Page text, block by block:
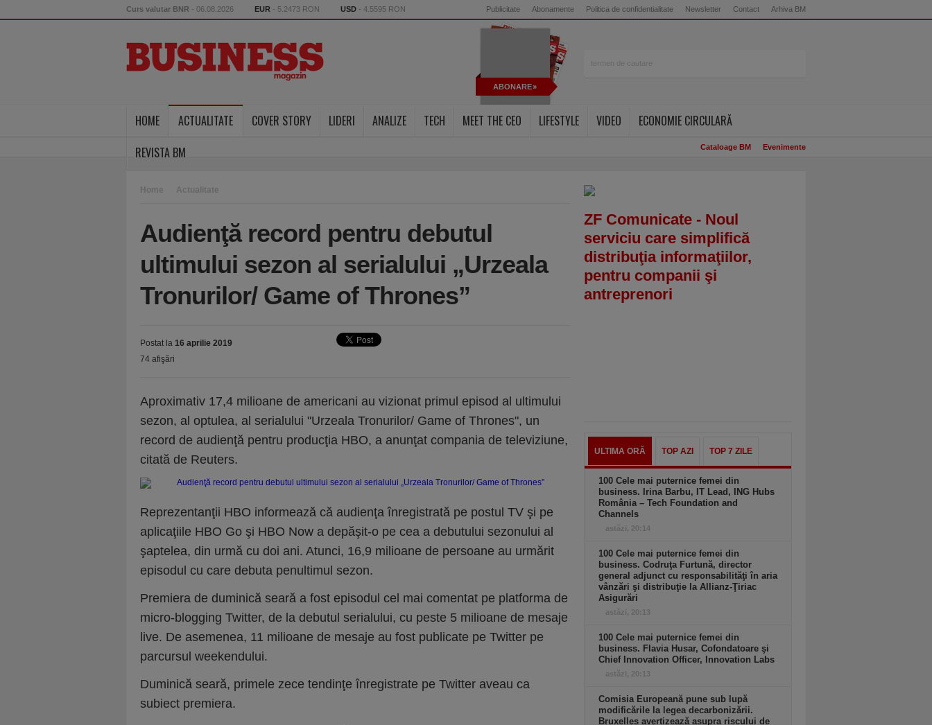
Curs valutar BNR - 06.08.2026 EUR - 5.2473 RON USD - 4.5595 RON Publicitate Abonamente Politica de confidentialitate Newsletter Contact Arhiva BM
ABONARE
HOME ACTUALITATE COVER STORY LIDERI ANALIZE TECH MEET THE CEO LIFESTYLE VIDEO
ECONOMIE CIRCULARĂ
REVISTA BM
Cataloage BM Evenimente
Home Actualitate
Audienţă record pentru debutul
ultimului sezon al serialului „Urzeala
Tronurilor/ Game of Thrones”
Postat la 16 aprilie 2019
74 afişări
Aproximativ 17,4 milioane de americani au vizionat primul episod al ultimului
sezon, al optulea, al serialului "Urzeala Tronurilor/ Game of Thrones", un
record de audienţă pentru producţia HBO, a anunţat compania de televiziune,
citată de Reuters.
Reprezentanţii HBO informează că audienţa înregistrată pe postul TV şi pe
aplicaţiile HBO Go şi HBO Now a depăşit-o pe cea a debutului sezonului al
şaptelea, din urmă cu doi ani. Atunci, 16,9 milioane de persoane au urmărit
episodul cu care debuta penultimul sezon.
Premiera de duminică seară a fost episodul cel mai comentat pe platforma de
micro-blogging Twitter, de la debutul serialului, cu peste 5 milioane de mesaje
live. De asemenea, 11 milioane de mesaje au fost publicate pe Twitter pe
parcursul weekendului.
Duminică seară, primele zece tendinţe înregistrate pe Twitter aveau ca
subiect premiera.
ZF Comunicate - Noul
serviciu care simplifică
distribuţia informaţiilor,
pentru companii şi
antreprenori
ULTIMA ORĂ TOP AZI TOP 7 ZILE
100 Cele mai puternice femei din
business. Irina Barbu, IT Lead, ING Hubs
România – Tech Foundation and
Channels
astăzi, 20:14
100 Cele mai puternice femei din
business. Codruţa Furtună, director
general adjunct cu responsabilităţi în aria
vânzări şi distribuţie la Allianz-Ţiriac
Asigurări
astăzi, 20:13
100 Cele mai puternice femei din
business. Flavia Husar, Cofondatoare şi
Chief Innovation Officer, Innovation Labs
astăzi, 20:13
Comisia Europeană pune sub lupă
modificările la legea decarbonizării.
Bruxelles avertizează asupra riscului de